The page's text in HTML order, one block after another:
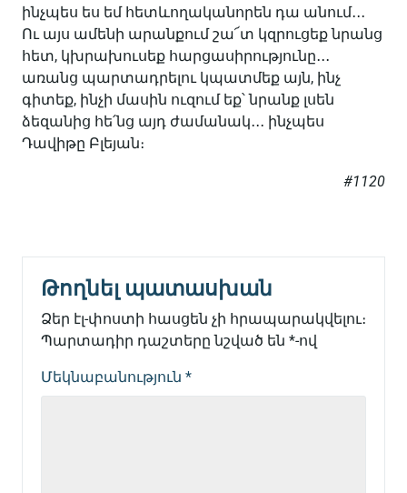
ինչպես ես եմ հետևողականորեն դա անում․․․
Ու այս ամենի արանքում շա՜տ կզրուցեք նրանց
հետ, կխրախուսեք հարցասիրությունը․․․
առանց պարտադրելու կպատմեք այն, ինչ
գիտեք, ինչի մասին ուզում եք՝ նրանք լսեն
ձեզանից հե՛նց այդ ժամանակ․․․ ինչպես
Դավիթը Բլեյան։
#1120
Թողնել պատասխան
Ձեր էլ-փոստի հասցեն չի հրապարակվելու։
Պարտադիր դաշտերը նշված են *-ով
Մեկնաբանություն *